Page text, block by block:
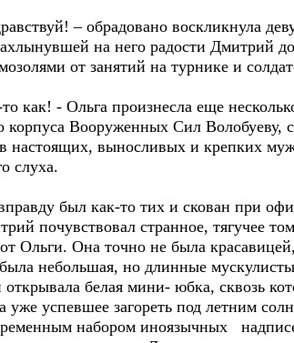
– обрадовано воскликнула
на него радости Дмитрий
от занятий на турнике и
как! - Ольга произнесла еще
корпуса Вооруженных Сил
настоящих, выносливых и крепких
слуха.
был как-то тих и скован при
почувствовал странное, тягучее
Ольги. Она точно не была
небольшая, но длинные
открывала белая мини- юбка, сквозь
уже успевшее загореть под летним
набором иноязычных